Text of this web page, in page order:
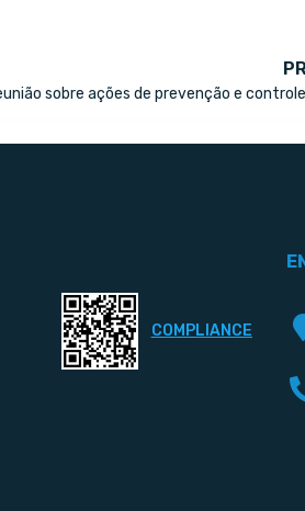
COMPLIANCE